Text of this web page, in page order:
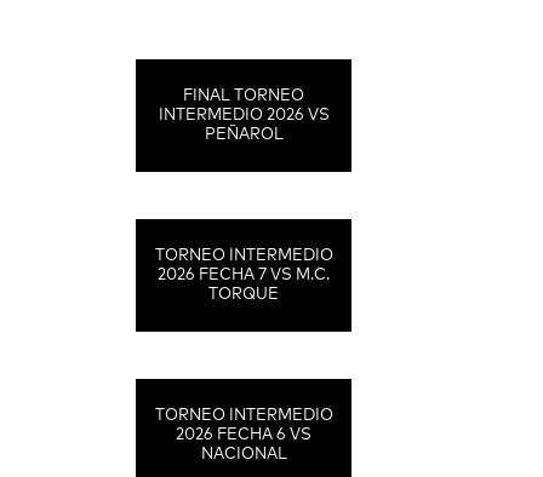
FINAL TORNEO
INTERMEDIO 2026 VS
PEÑAROL
TORNEO INTERMEDIO
2026 FECHA 7 VS M.C.
TORQUE
TORNEO INTERMEDIO
2026 FECHA 6 VS
NACIONAL